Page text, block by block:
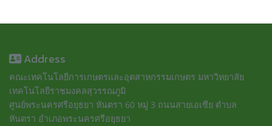
Address
คณะเทคโนโลยีการเกษตรและอุตสาหกรรมเกษตร มหาวิทยาลัย
เทคโนโลยีราชมงคลสุวรรณภูมิ
ศูนย์พระนครศรีอยุธยา หันตรา 60 หมู่ 3 ถนนสายเอเซีย ตำบล
หันตรา อำเภอพระนครศรีอยุธยา